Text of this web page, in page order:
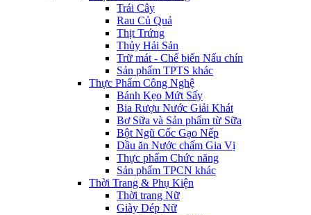
Trái Cây
Rau Củ Quả
Thịt Trứng
Thủy Hải Sản
Trữ mát - Chế biến Nấu chín
Sản phẩm TPTS khác
Thực Phẩm Công Nghệ
Bánh Kẹo Mứt Sấy
Bia Rượu Nước Giải Khát
Bơ Sữa và Sản phẩm từ Sữa
Bột Ngũ Cốc Gạo Nếp
Dầu ăn Nước chấm Gia Vị
Thực phẩm Chức năng
Sản phẩm TPCN khác
Thời Trang & Phụ Kiện
Thời trang Nữ
Giày Dép Nữ